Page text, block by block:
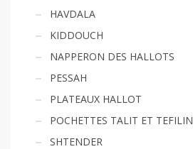
HAVDALA
KIDDOUCH
NAPPERON DES HALLOTS
PESSAH
PLATEAUX HALLOT
POCHETTES TALIT ET TEFILIN
SHTENDER